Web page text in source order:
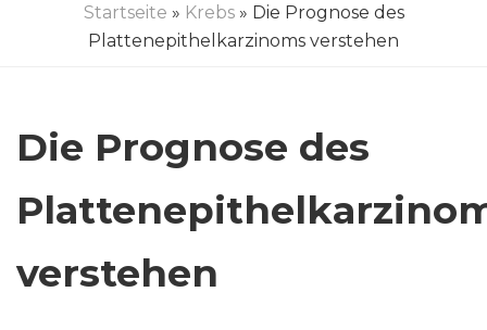
Startseite » Krebs» Die Prognose des
Plattenepithelkarzinoms verstehen
Die Prognose des
verstehen